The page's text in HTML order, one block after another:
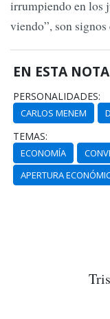
irrumpiendo en los
viendo”, son signos
EN ESTA NOTA
PERSONALIDADES:
CARLOS MENEM
TEMAS:
ECONOMÍA
APERTURA